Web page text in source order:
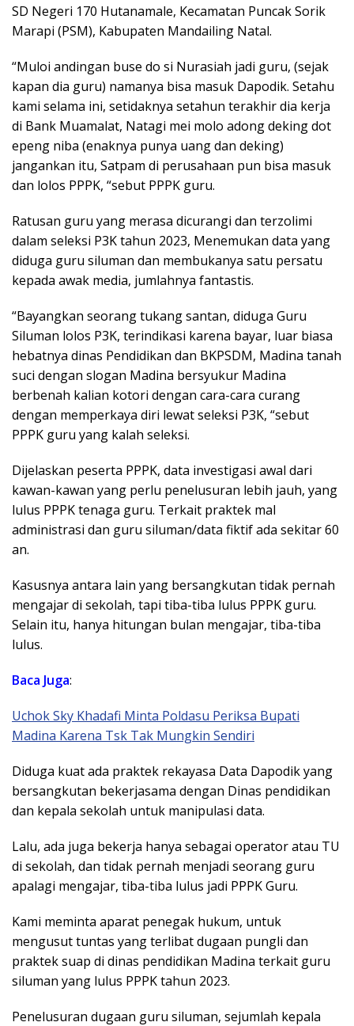
SD Negeri 170 Hutanamale, Kecamatan Puncak Sorik
Marapi (PSM), Kabupaten Mandailing Natal.
“Muloi andingan buse do si Nurasiah jadi guru, (sejak
kapan dia guru) namanya bisa masuk Dapodik. Setahu
kami selama ini, setidaknya setahun terakhir dia kerja
di Bank Muamalat, Natagi mei molo adong deking dot
epeng niba (enaknya punya uang dan deking)
jangankan itu, Satpam di perusahaan pun bisa masuk
dan lolos PPPK, “sebut PPPK guru.
Ratusan guru yang merasa dicurangi dan terzolimi
dalam seleksi P3K tahun 2023, Menemukan data yang
diduga guru siluman dan membukanya satu persatu
kepada awak media, jumlahnya fantastis.
“Bayangkan seorang tukang santan, diduga Guru
Siluman lolos P3K, terindikasi karena bayar, luar biasa
hebatnya dinas Pendidikan dan BKPSDM, Madina tanah
suci dengan slogan Madina bersyukur Madina
berbenah kalian kotori dengan cara-cara curang
dengan memperkaya diri lewat seleksi P3K, “sebut
PPPK guru yang kalah seleksi.
Dijelaskan peserta PPPK, data investigasi awal dari
kawan-kawan yang perlu penelusuran lebih jauh, yang
lulus PPPK tenaga guru. Terkait praktek mal
administrasi dan guru siluman/data fiktif ada sekitar 60
an.
Kasusnya antara lain yang bersangkutan tidak pernah
mengajar di sekolah, tapi tiba-tiba lulus PPPK guru.
Selain itu, hanya hitungan bulan mengajar, tiba-tiba
lulus.
Baca Juga:
Uchok Sky Khadafi Minta Poldasu Periksa Bupati
Madina Karena Tsk Tak Mungkin Sendiri
Diduga kuat ada praktek rekayasa Data Dapodik yang
bersangkutan bekerjasama dengan Dinas pendidikan
dan kepala sekolah untuk manipulasi data.
Lalu, ada juga bekerja hanya sebagai operator atau TU
di sekolah, dan tidak pernah menjadi seorang guru
apalagi mengajar, tiba-tiba lulus jadi PPPK Guru.
Kami meminta aparat penegak hukum, untuk
mengusut tuntas yang terlibat dugaan pungli dan
praktek suap di dinas pendidikan Madina terkait guru
siluman yang lulus PPPK tahun 2023.
Penelusuran dugaan guru siluman, sejumlah kepala